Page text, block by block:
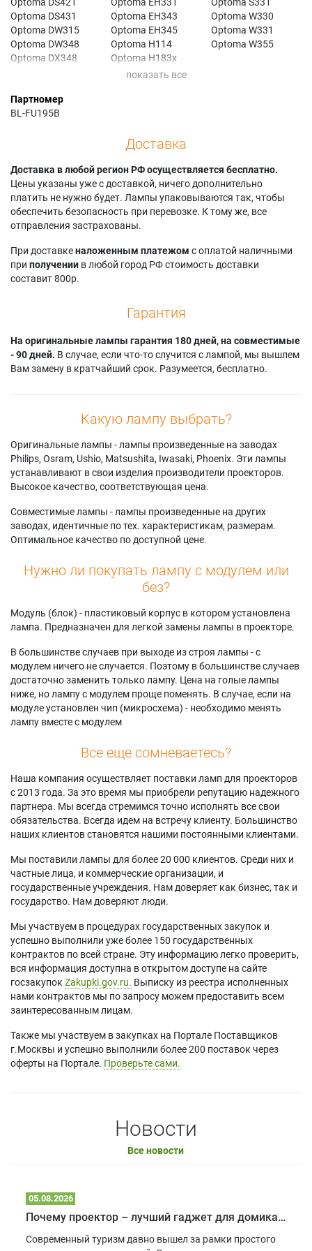
Optoma DS431
Optoma DW315
Optoma DW348
Optoma DX348
Optoma EH343
Optoma EH345
Optoma H114
Optoma H183x
Optoma S321
Optoma W330
Optoma W331
Optoma W355
Партномер
BL-FU195B
Доставка
Доставка в любой регион РФ осуществляется бесплатно.
Цены указаны уже с доставкой, ничего дополнительно
платить не нужно будет. Лампы упаковываются так, чтобы
обеспечить безопасность при перевозке. К тому же, все
отправления застрахованы.
При доставкеналоженным платежом с оплатой наличными
при получении в любой город РФ стоимость доставки
составит 800р.
Гарантия
На оригинальные лампы гарантия 180 дней, на совместимые
- 90 дней. В случае, если что-то случится с лампой, мы вышлем
Вам замену в кратчайший срок. Разумеется, бесплатно.
Какую лампу выбрать?
Оригинальные лампы - лампы произведенные на заводах
Philips, Osram, Ushio, Matsushita, Iwasaki, Phoenix. Эти лампы
устанавливают в свои изделия производители проекторов.
Высокое качество, соответствующая цена.
Совместимые лампы - лампы произведенные на других
заводах, идентичные по тех. характеристикам, размерам.
Оптимальное качество по доступной цене.
Нужно ли покупать лампу с модулем или
без?
Модуль (блок) - пластиковый корпус в котором установлена
лампа. Предназначен для легкой замены лампы в проекторе.
В большинстве случаев при выходе из строя лампы - с
модулем ничего не случается. Поэтому в большинстве случаев
достаточно заменить только лампу. Цена на голые лампы
ниже, но лампу с модулем проще поменять. В случае, если на
модуле установлен чип (микросхема) - необходимо менять
лампу вместе с модулем
Все еще сомневаетесь?
Наша компания осуществляет поставки ламп для проекторов
с 2013 года. За это время мы приобрели репутацию надежного
партнера. Мы всегда стремимся точно исполнять все свои
обязательства. Всегда идем на встречу клиенту. Большинство
наших клиентов становятся нашими постоянными клиентами.
Мы поставили лампы для более 20 000 клиентов. Среди них и
частные лица, и коммерческие организации, и
государственные учреждения. Нам доверяет как бизнес, так и
государство. Нам доверяют люди.
Мы участвуем в процедурах государственных закупок и
успешно выполнили уже более 150 государственных
контрактов по всей стране. Эту информацию легко проверить,
вся информация доступна в открытом доступе на сайте
госзакупок Zakupki.gov.ru. Выписку из реестра исполненных
нами контрактов мы по запросу можем предоставить всем
заинтересованным лицам.
Также мы участвуем в закупках на Портале Поставщиков
г.Москвы и успешно выполнили более 200 поставок через
оферты на Портале. Проверьте сами.
Новости
Все новости
05.08.2026
Почему проектор – лучший гаджет для домика в глэмпинге
Современный туризм давно вышел за рамки простого